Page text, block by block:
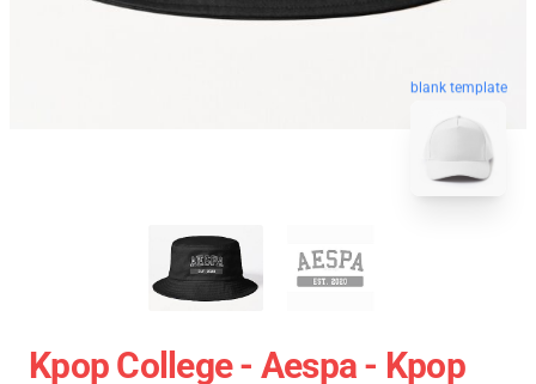
blank template
Kpop College - Aespa - Kpop